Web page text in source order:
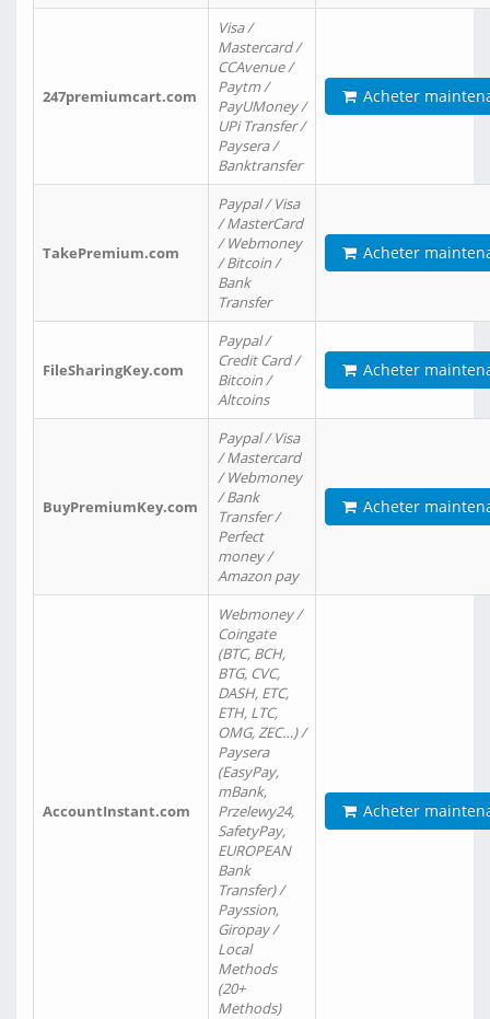
247premiumcart.com
Visa /
Mastercard /
CCAvenue /
Paytm /
PayUMoney /
UPi Transfer /
Paysera /
Banktransfer
Acheter
TakePremium.com
Paypal / Visa
/ MasterCard
/ Webmoney
/ Bitcoin /
Bank
Transfer
Acheter
FileSharingKey.com
Paypal /
Credit Card /
Bitcoin /
Altcoins
Acheter
BuyPremiumKey.com
Paypal / Visa
/ Mastercard
/ Webmoney
/ Bank
Transfer /
Perfect
money /
Amazon pay
Acheter
AccountInstant.com
Webmoney /
Coingate
(BTC, BCH,
BTG, CVC,
DASH, ETC,
ETH, LTC,
OMG, ZEC…) /
Paysera
(EasyPay,
mBank,
Przelewy24,
SafetyPay,
EUROPEAN
Bank
Transfer) /
Payssion,
Giropay /
Local
Methods
(20+
Methods)
Acheter